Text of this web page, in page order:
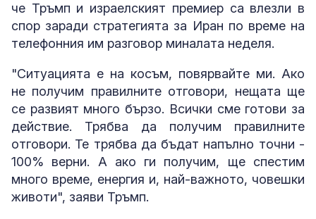
че Тръмп и израелският премиер са влезли в
спор заради стратегията за Иран по време на
телефонния им разговор миналата неделя.
"Ситуацията е на косъм, повярвайте ми. Ако
не получим правилните отговори, нещата ще
се развият много бързо. Всички сме готови за
действие. Трябва да получим правилните
отговори. Те трябва да бъдат напълно точни -
100% верни. А ако ги получим, ще спестим
много време, енергия и, най-важното, човешки
животи", заяви Тръмп.